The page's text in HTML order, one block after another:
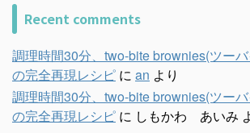
Recent comments
調理時間30分、two-bite brownies(ツー
の完全再現レシピ に an より
調理時間30分、two-bite brownies(ツー
の完全再現レシピ に しもかわ あいみ